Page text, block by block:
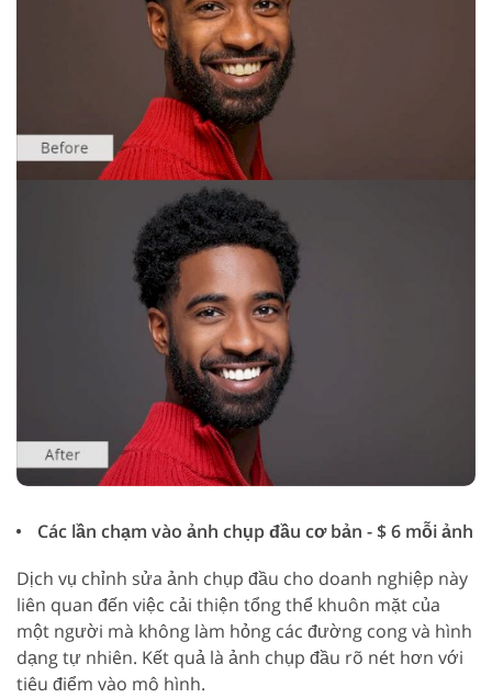
Các lần chạm vào ảnh chụp đầu cơ bản - $ 6 mỗi ảnh
Dịch vụ chỉnh sửa ảnh chụp đầu cho doanh nghiệp này
liên quan đến việc cải thiện tổng thể khuôn mặt của
một người mà không làm hỏng các đường cong và hình
dạng tự nhiên. Kết quả là ảnh chụp đầu rõ nét hơn với
tiêu điểm vào mô hình.